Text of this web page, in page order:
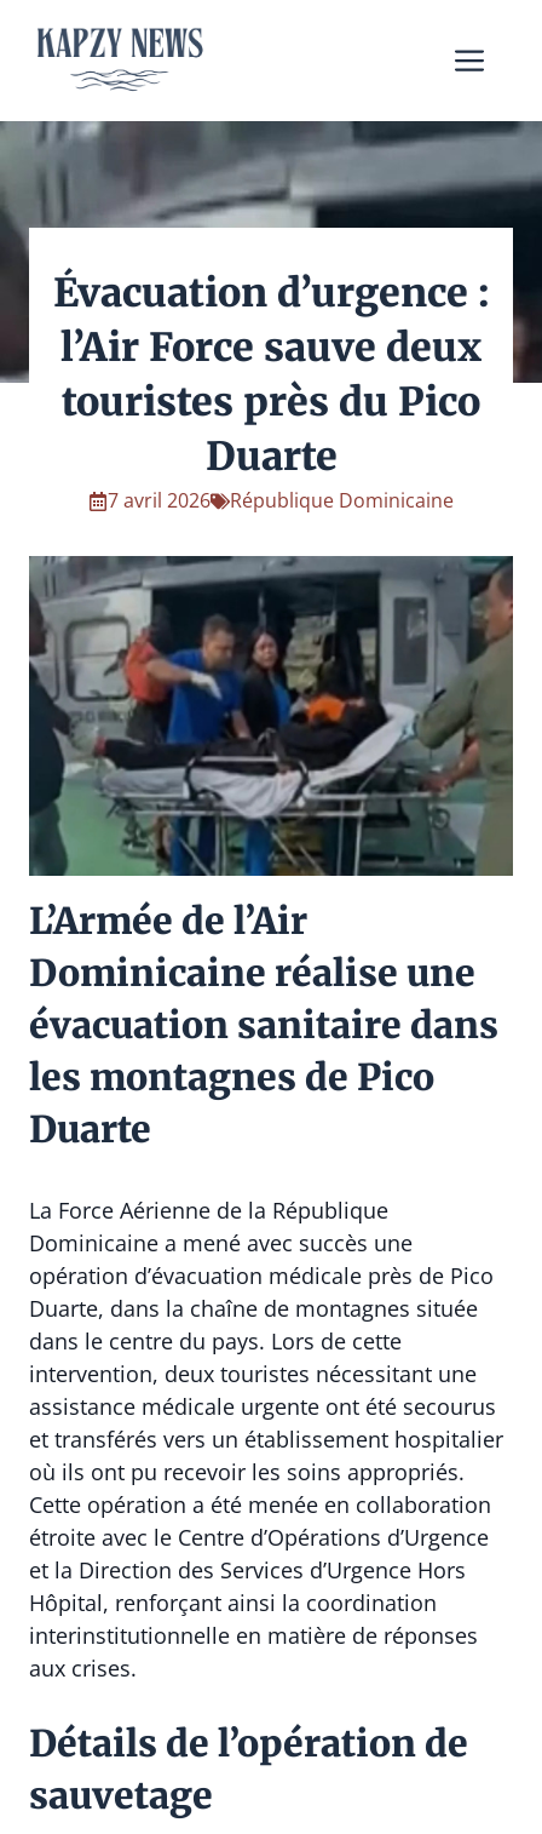
contenu
Évacuation d’urgence :
l’Air Force sauve deux
touristes près du Pico
Duarte
7 avril 2026 République Dominicaine
L’Armée de l’Air
Dominicaine réalise une
évacuation sanitaire dans
les montagnes de Pico
Duarte
La Force Aérienne de la République
Dominicaine a mené avec succès une
opération d’évacuation médicale près de Pico
Duarte, dans la chaîne de montagnes située
dans le centre du pays. Lors de cette
intervention, deux touristes nécessitant une
assistance médicale urgente ont été secourus
et transférés vers un établissement hospitalier
où ils ont pu recevoir les soins appropriés.
Cette opération a été menée en collaboration
étroite avec le Centre d’Opérations d’Urgence
et la Direction des Services d’Urgence Hors
Hôpital, renforçant ainsi la coordination
interinstitutionnelle en matière de réponses
aux crises.
Détails de l’opération de
sauvetage